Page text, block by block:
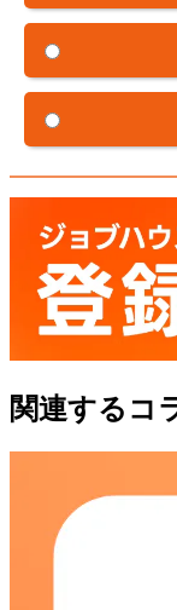
関連するコ